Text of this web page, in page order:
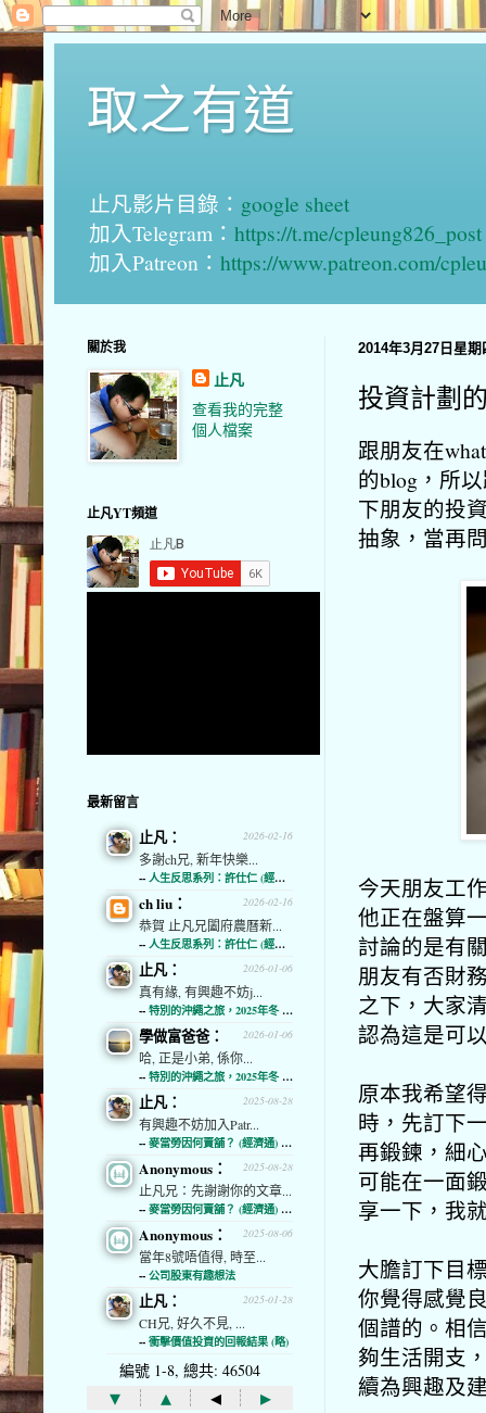
取之有道
止凡影片目錄： google sheet
加入Telegram： https://t.me/cpleung826_post
加入Patreon： https://www.patreon.com/
2014年3月27日星期
投資計劃
跟朋友在
的blog，所
下朋友的投
抽象，當再
今天朋友工
他正在盤算
討論的是有
朋友有否財
之下，大家
認為這是可
原本我希望
時，先訂下
再鍛鍊，細
可能在一面
享一下，我
大膽訂下目
你覺得感覺
個譜的。相
夠生活開支
續為興趣及
關於我
止凡
查看我的完整
個人檔案
止凡YT頻道
最新留言
2026-02-16
止凡：
多謝ch兄, 新年快樂...
-- 人生反思系列：許仕仁 (經濟通)
2026-02-16
ch liu：
恭賀 止凡兄闔府農曆新...
-- 人生反思系列：許仕仁 (經濟通)
2026-01-06
止凡：
真有緣, 有興趣不妨j...
-- 特別的沖繩之旅，2025年冬 (經濟通)
2026-01-06
學做富爸爸：
哈, 正是小弟, 係你...
-- 特別的沖繩之旅，2025年冬 (經濟通)
2025-08-28
止凡：
有興趣不妨加入Patr...
-- 麥當勞因何賣舖？ (經濟通) (略)
2025-08-28
Anonymous：
止凡兄：先謝謝你的文章...
-- 麥當勞因何賣舖？ (經濟通) (略)
2025-08-06
Anonymous：
當年8號唔值得, 時至...
-- 公司股東有趣想法
2025-01-28
止凡：
CH兄, 好久不見, ...
-- 衝擊價值投資的回報結果 (略)
編號 1-8, 總共: 46504
▾ ▴ ◂ ▸